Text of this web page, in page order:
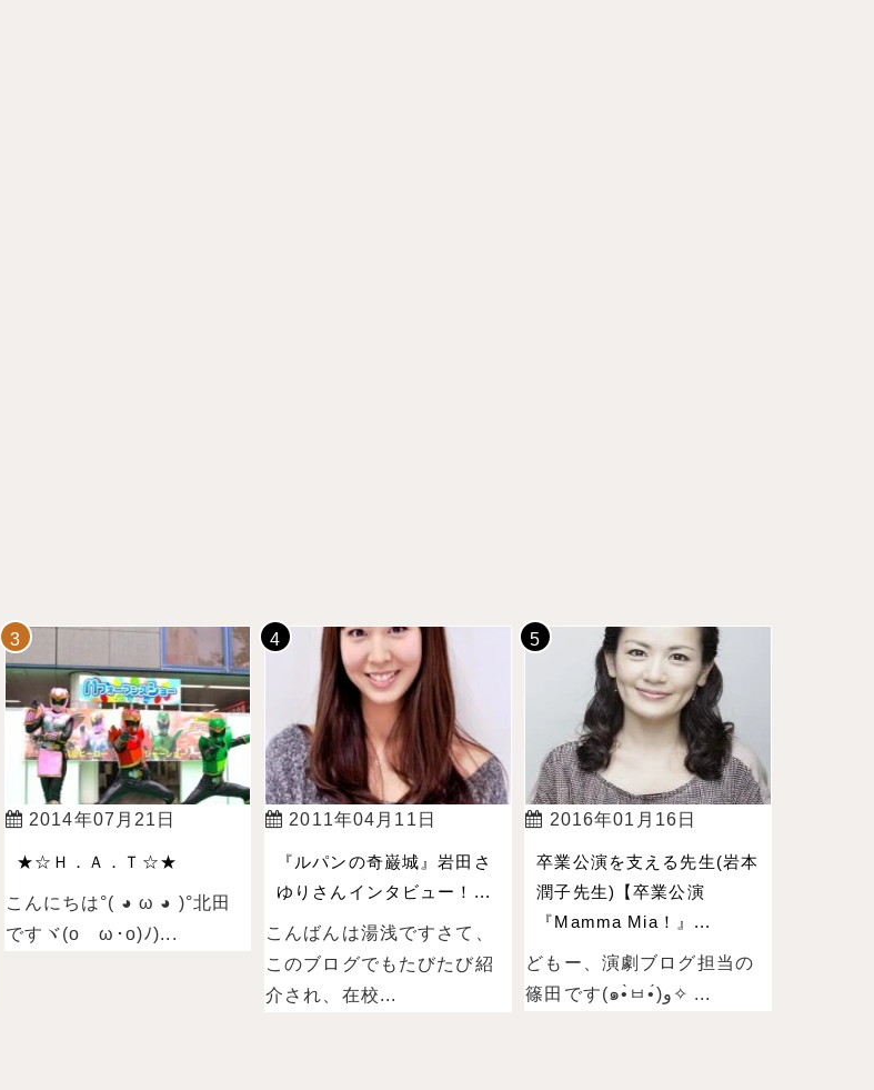
2014年07月21日
★☆Ｈ．Ａ．Ｔ☆★
こんにちは°( ◕ ω ◕ )°北田
ですヾ(oゝω･o)ﾉ)...
2011年04月11日
『ルパンの奇巌城』岩田さ
ゆりさんインタビュー！...
こんばんは湯浅ですさて、
このブログでもたびたび紹
介され、在校...
2016年01月16日
卒業公演を支える先生(岩本
潤子先生)【卒業公演
『Mamma Mia！』...
どもー、演劇ブログ担当の
篠田です(๑•̀ㅂ•́)و✧ ...